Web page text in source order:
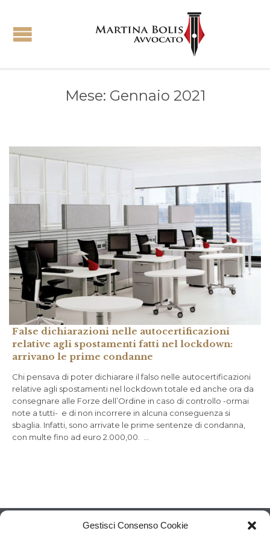
Gestisci Consenso Cookie
Mese: Gennaio 2021
False dichiarazioni nelle autocertificazioni
relative agli spostamenti fatti nel lockdown:
arrivano le prime condanne
Chi pensava di poter dichiarare il falso nelle autocertificazioni
relative agli spostamenti nel lockdown totale ed anche ora da
consegnare alle Forze dell’Ordine in caso di controllo -ormai
note a tutti- e di non incorrere in alcuna conseguenza si
sbaglia. Infatti, sono arrivate le prime sentenze di condanna,
con multe fino ad euro 2.000,00. …